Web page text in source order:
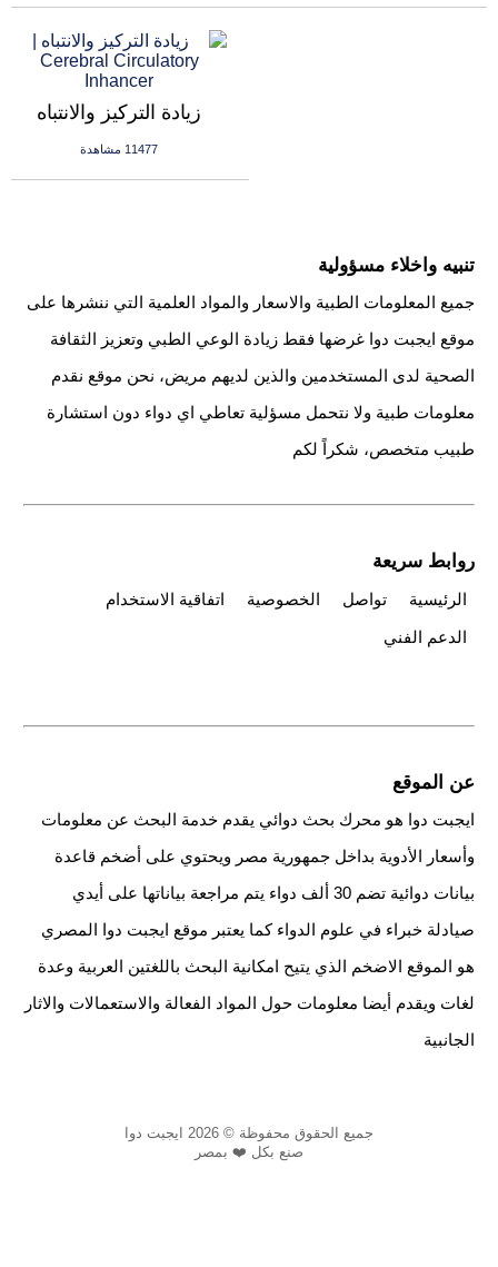
زيادة التركيز والانتباه
11477 مشاهدة
تنبيه واخلاء مسؤولية
جميع المعلومات الطبية والاسعار والمواد العلمية التي ننشرها على
موقع ايجبت دوا غرضها فقط زيادة الوعي الطبي وتعزيز الثقافة
الصحية لدى المستخدمين والذين لديهم مريض، نحن موقع نقدم
معلومات طبية ولا نتحمل مسؤلية تعاطي اي دواء دون استشارة
طبيب متخصص، شكراً لكم
روابط سريعة
الرئيسية تواصل الخصوصية
اتفاقية الاستخدام
الدعم الفني
عن الموقع
ايجبت دوا هو محرك بحث دوائي يقدم خدمة البحث عن معلومات
وأسعار الأدوية بداخل جمهورية مصر ويحتوي على أضخم قاعدة
بيانات دوائية تضم 30 ألف دواء يتم مراجعة بياناتها على أيدي
صيادلة خبراء في علوم الدواء كما يعتبر موقع ايجبت دوا المصري
هو الموقع الاضخم الذي يتيح امكانية البحث باللغتين العربية وعدة
لغات ويقدم أيضا معلومات حول المواد الفعالة والاستعمالات والاثار
الجانبية
جميع الحقوق محفوظة © 2026 ايجبت دوا
صنع بكل ❤️ بمصر